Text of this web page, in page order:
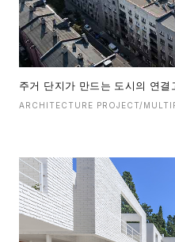
주거 단지가 만드는 도시의 연결
ARCHITECTURE PROJECT/